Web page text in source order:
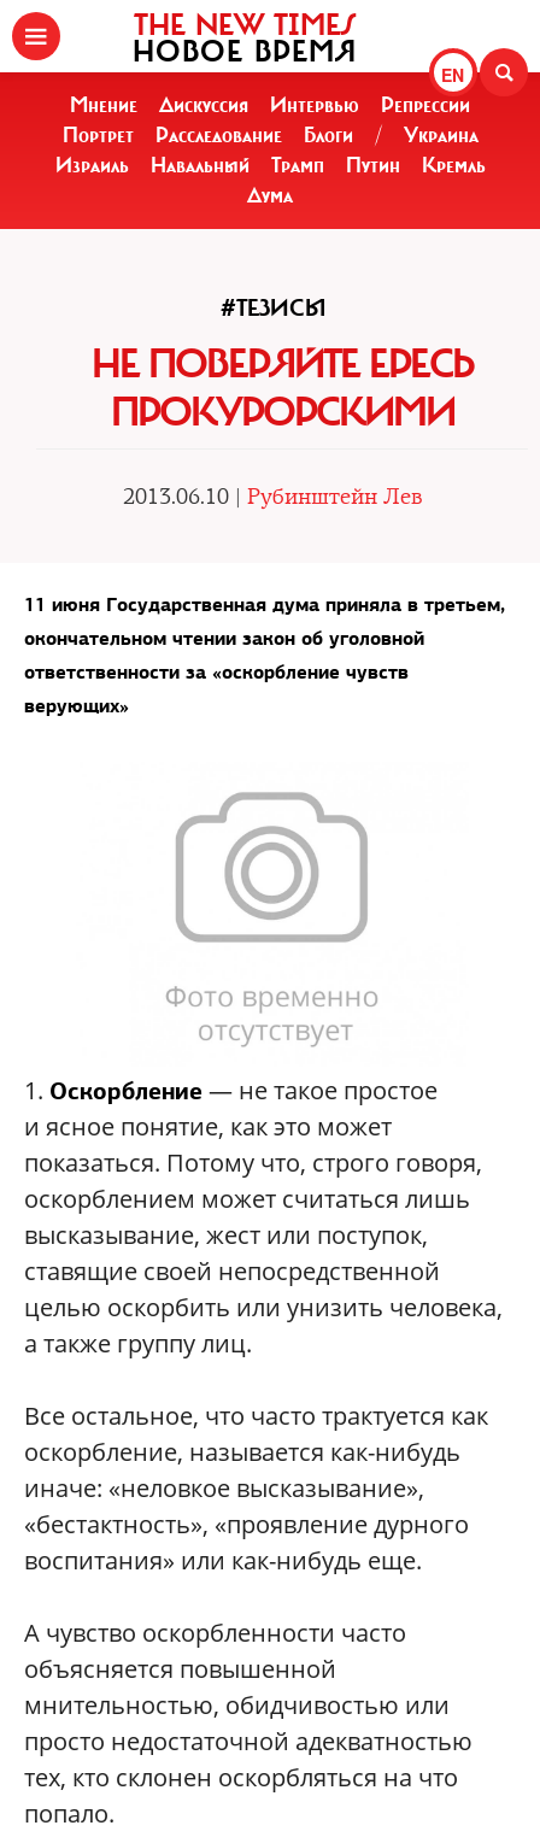
EN
THE NEW TIMES
НОВОЕ ВРЕМЯ
Мнение Дискуссия Интервью
Репрессии
Портрет
Расследование Блоги /
Украина
Израиль
Навальный Трамп Путин
Кремль
Дума
#ТЕЗИСЫ
НЕ ПОВЕРЯЙТЕ ЕРЕСЬ
ПРОКУРОРСКИМИ
2013.06.10 | Рубинштейн Лев
11 июня Государственная дума приняла в третьем,
окончательном чтении закон об уголовной
ответственности за «оскорбление чувств
верующих»
1. Оскорбление— не такое простое
и ясное понятие, как это может
показаться. Потому что, строго говоря,
оскорблением может считаться лишь
высказывание, жест или поступок,
ставящие своей непосредственной
целью оскорбить или унизить человека,
а также группу лиц.
Все остальное, что часто трактуется как
оскорбление, называется как-нибудь
иначе: «неловкое высказывание»,
«бестактность», «проявление дурного
воспитания» или как-нибудь еще.
А чувство оскорбленности часто
объясняется повышенной
мнительностью, обидчивостью или
просто недостаточной адекватностью
тех, кто склонен оскорбляться на что
попало.